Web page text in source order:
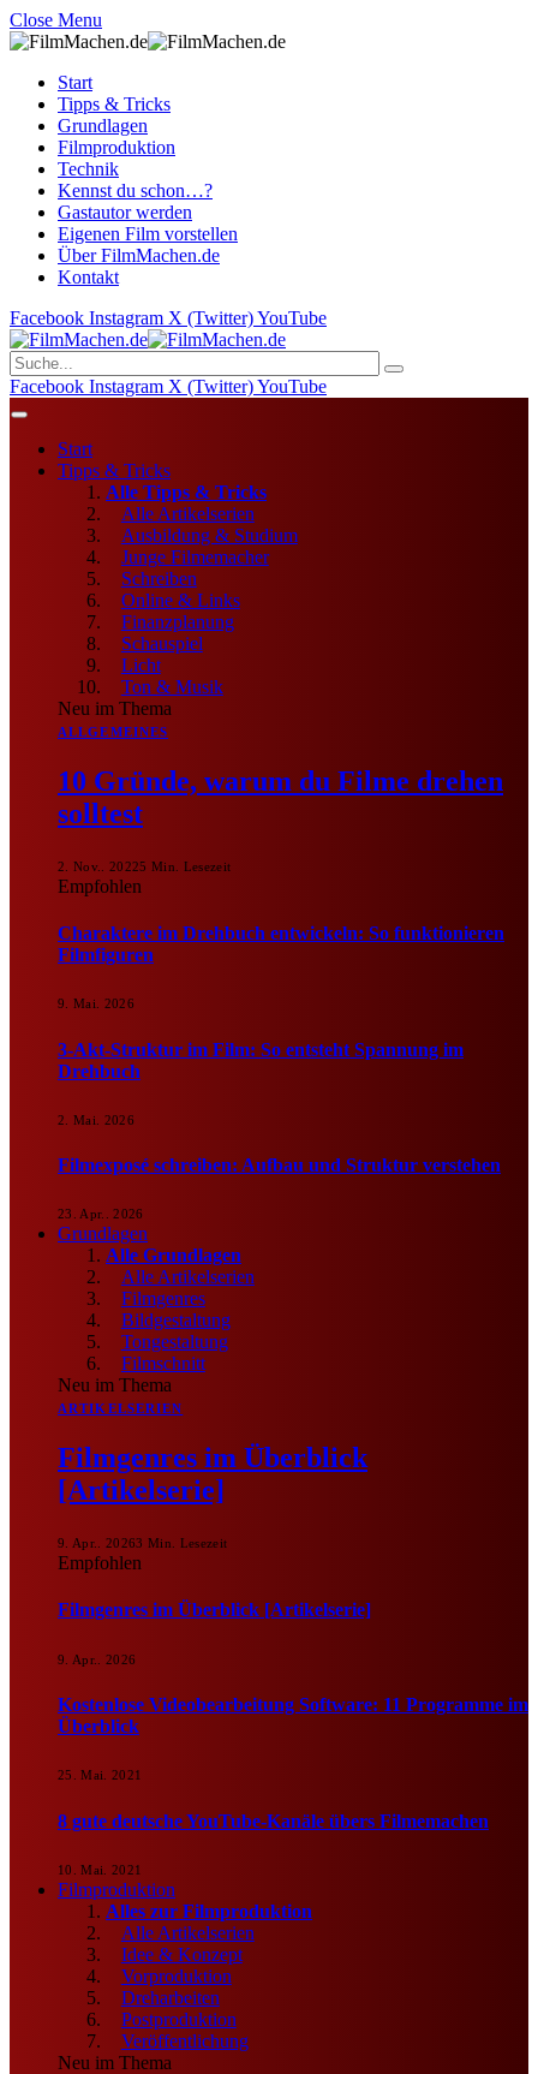
Close Menu
Start
Tipps & Tricks
Grundlagen
Filmproduktion
Technik
Kennst du schon…?
Gastautor werden
Eigenen Film vorstellen
Über FilmMachen.de
Kontakt
Facebook Instagram X (Twitter)YouTube
Facebook Instagram X (Twitter)YouTube
Start
Tipps & Tricks
Alle Tipps & Tricks
Alle Artikelserien
Ausbildung & Studium
Junge Filmemacher
Schreiben
Online & Links
Finanzplanung
Schauspiel
Licht
Ton & Musik
Neu im Thema
ALLGEMEINES
10 Gründe, warum du Filme drehen
solltest
2. Nov.. 20225 Min. Lesezeit
Empfohlen
Charaktere im Drehbuch entwickeln: So funktionieren
Filmfiguren
9. Mai. 2026
3-Akt-Struktur im Film: So entsteht Spannung im
Drehbuch
2. Mai. 2026
Filmexposé schreiben: Aufbau und Struktur verstehen
23. Apr.. 2026
Grundlagen
Alle Grundlagen
Alle Artikelserien
Filmgenres
Bildgestaltung
Tongestaltung
Filmschnitt
Neu im Thema
ARTIKELSERIEN
Filmgenres im Überblick
[Artikelserie]
9. Apr.. 20263 Min. Lesezeit
Empfohlen
Filmgenres im Überblick [Artikelserie]
9. Apr.. 2026
Kostenlose Videobearbeitung Software: 11 Programme im
Überblick
25. Mai. 2021
8 gute deutsche YouTube-Kanäle übers Filmemachen
10. Mai. 2021
Filmproduktion
Alles zur Filmproduktion
Alle Artikelserien
Idee & Konzept
Vorproduktion
Dreharbeiten
Postproduktion
Veröffentlichung
Neu im Thema